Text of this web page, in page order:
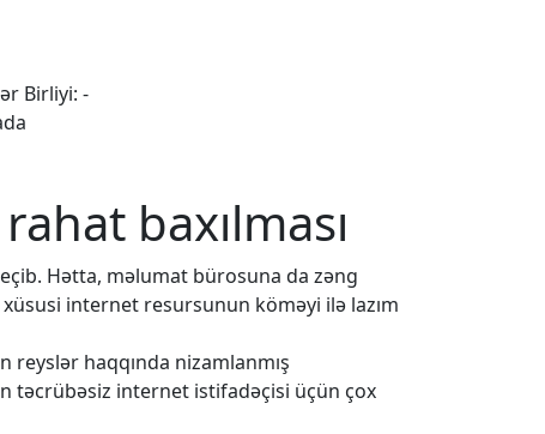
Birliyi: -
baxılması
Hətta, məlumat bürosuna da zəng
internet resursunun köməyi ilə lazım
haqqında nizamlanmış
təcrübəsiz internet istifadəçisi üçün çox